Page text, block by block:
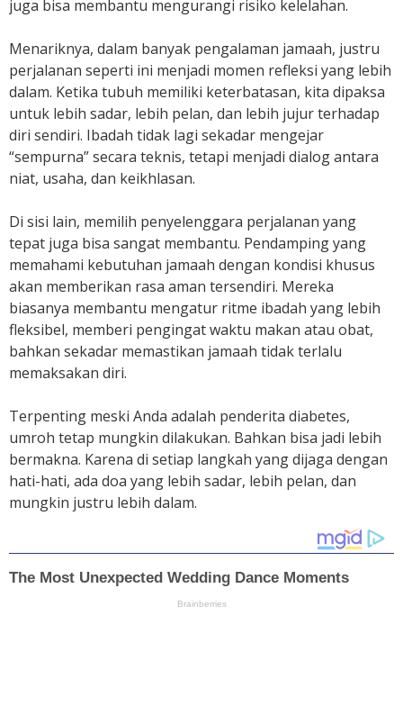
juga bisa membantu mengurangi risiko kelelahan.
Menariknya, dalam banyak pengalaman jamaah, justru
perjalanan seperti ini menjadi momen refleksi yang lebih
dalam. Ketika tubuh memiliki keterbatasan, kita dipaksa
untuk lebih sadar, lebih pelan, dan lebih jujur terhadap
diri sendiri. Ibadah tidak lagi sekadar mengejar
“sempurna” secara teknis, tetapi menjadi dialog antara
niat, usaha, dan keikhlasan.
Di sisi lain, memilih penyelenggara perjalanan yang
tepat juga bisa sangat membantu. Pendamping yang
memahami kebutuhan jamaah dengan kondisi khusus
akan memberikan rasa aman tersendiri. Mereka
biasanya membantu mengatur ritme ibadah yang lebih
fleksibel, memberi pengingat waktu makan atau obat,
bahkan sekadar memastikan jamaah tidak terlalu
memaksakan diri.
Terpenting meski Anda adalah penderita diabetes,
umroh tetap mungkin dilakukan. Bahkan bisa jadi lebih
bermakna. Karena di setiap langkah yang dijaga dengan
hati-hati, ada doa yang lebih sadar, lebih pelan, dan
mungkin justru lebih dalam.